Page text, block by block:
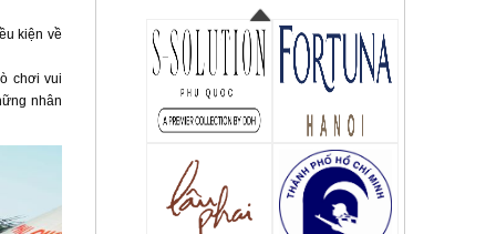
kiện về
chơi vui
nhân